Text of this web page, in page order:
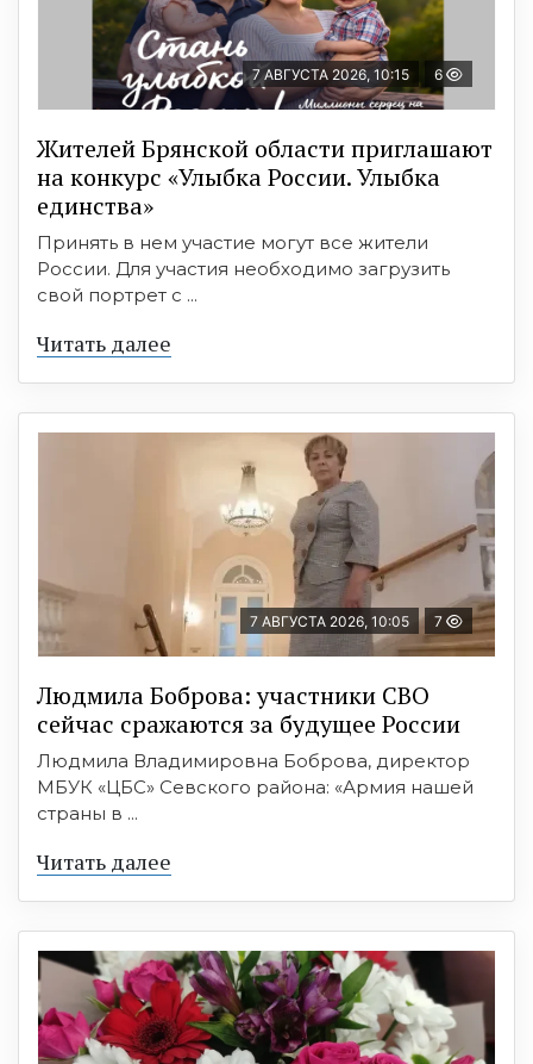
7 АВГУСТА 2026, 10:15 6
Жителей Брянской области приглашают
на конкурс «Улыбка России. Улыбка
единства»
Принять в нем участие могут все жители
России. Для участия необходимо загрузить
свой портрет с ...
Читать далее
7 АВГУСТА 2026, 10:05 7
Людмила Боброва: участники СВО
сейчас сражаются за будущее России
Людмила Владимировна Боброва, директор
МБУК «ЦБС» Севского района: «Армия нашей
страны в ...
Читать далее